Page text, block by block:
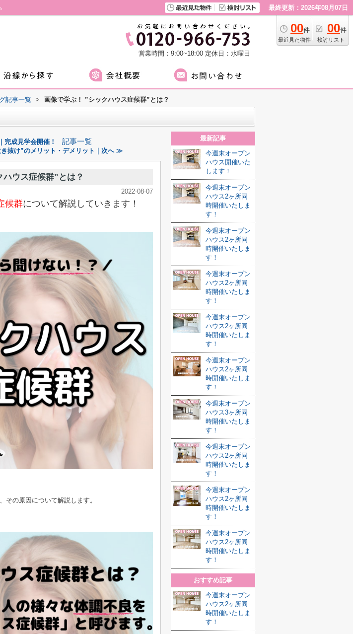
最終更新：2026年08月07日
00件
最近見た物件
00件
検討リスト
営業時間：9:00~18:00 定休日：水曜日
記事一覧 > 画像で学ぶ！ ”シックハウス症候群”とは？
成見学会開催！ 記事一覧
抜け”のメリット・デメリット｜次へ ≫
ウス症候群”とは？
2022-08-07
候群について解説していきます！
その原因について解説します。
最新記事
今週末オープン
ハウス開催いた
します！
今週末オープン
ハウス2ヶ所同
時開催いたしま
す！
今週末オープン
ハウス2ヶ所同
時開催いたしま
す！
今週末オープン
ハウス2ヶ所同
時開催いたしま
す！
今週末オープン
ハウス2ヶ所同
時開催いたしま
す！
今週末オープン
ハウス2ヶ所同
時開催いたしま
す！
今週末オープン
ハウス3ヶ所同
時開催いたしま
す！
今週末オープン
ハウス2ヶ所同
時開催いたしま
す！
今週末オープン
ハウス2ヶ所同
時開催いたしま
す！
今週末オープン
ハウス2ヶ所同
時開催いたしま
す！
おすすめ記事
今週末オープン
ハウス2ヶ所同
時開催いたしま
す！